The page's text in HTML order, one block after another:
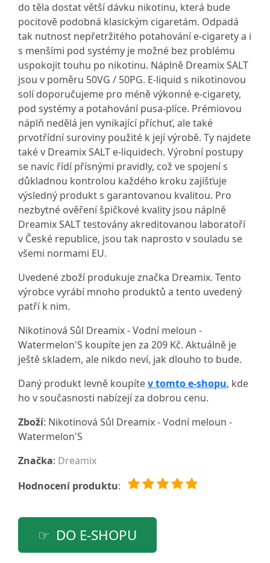
do těla dostat větší dávku nikotinu, která bude
pocitově podobná klasickým cigaretám. Odpadá
tak nutnost nepřetržitého potahování e-cigarety a i
s menšími pod systémy je možné bez problému
uspokojit touhu po nikotinu. Náplně Dreamix SALT
jsou v poměru 50VG / 50PG. E-liquid s nikotinovou
solí doporučujeme pro méně výkonné e-cigarety,
pod systémy a potahování pusa-plíce. Prémiovou
náplň nedělá jen vynikající příchuť, ale také
prvotřídní suroviny použité k její výrobě. Ty najdete
také v Dreamix SALT e-liquidech. Výrobní postupy
se navíc řídí přísnými pravidly, což ve spojení s
důkladnou kontrolou každého kroku zajišťuje
výsledný produkt s garantovanou kvalitou. Pro
nezbytné ověření špičkové kvality jsou náplně
Dreamix SALT testovány akreditovanou laboratoří
v České republice, jsou tak naprosto v souladu se
všemi normami EU.
Uvedené zboží produkuje značka Dreamix. Tento
výrobce vyrábí mnoho produktů a tento uvedený
patří k nim.
Nikotinová Sůl Dreamix - Vodní meloun -
Watermelon'S koupíte jen za 209 Kč. Aktuálně je
ještě skladem, ale nikdo neví, jak dlouho to bude.
Daný produkt levně koupítev tomto e-shopu, kde
ho v současnosti nabízejí za dobrou cenu.
Zboží: Nikotinová Sůl Dreamix - Vodní meloun -
Watermelon'S
Značka: Dreamix
Hodnocení produktu:
DO E-SHOPU